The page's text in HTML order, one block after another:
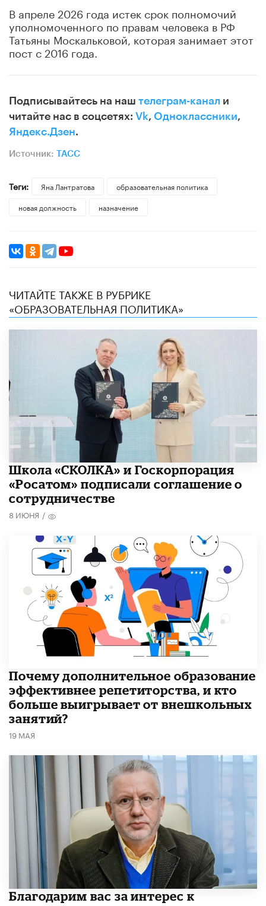
В апреле 2026 года истек срок полномочий
уполномоченного по правам человека в РФ
Татьяны Москальковой, которая занимает этот
пост с 2016 года.
Подписывайтесь на наш телеграм-канал и
читайте нас в соцсетях: Vk, Одноклассники,
Яндекс.Дзен.
Источник: ТАСС
Теги: Яна Лантратова
образовательная политика
новая должность
назначение
ЧИТАЙТЕ ТАКЖЕ В РУБРИКЕ
«ОБРАЗОВАТЕЛЬНАЯ ПОЛИТИКА»
Школа «СКОЛКА» и Госкорпорация
«Росатом» подписали соглашение о
сотрудничестве
8 ИЮНЯ /
​Почему дополнительное образование
эффективнее репетиторства, и кто
больше выигрывает от внешкольных
занятий?
19 МАЯ
Благодарим вас за интерес к